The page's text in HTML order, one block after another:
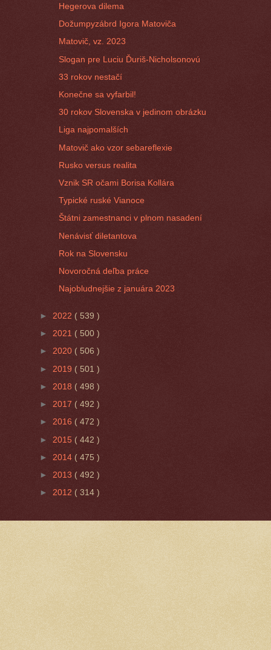
Hegerova dilema
Dožumpyzábrd Igora Matoviča
Matovič, vz. 2023
Slogan pre Luciu Ďuriš-Nicholsonovú
33 rokov nestačí
Konečne sa vyfarbil!
30 rokov Slovenska v jedinom obrázku
Liga najpomalších
Matovič ako vzor sebareflexie
Rusko versus realita
Vznik SR očami Borisa Kollára
Typické ruské Vianoce
Štátni zamestnanci v plnom nasadení
Nenávisť diletantova
Rok na Slovensku
Novoročná deľba práce
Najobludnejšie z januára 2023
► 2022 ( 539 )
► 2021 ( 500 )
► 2020 ( 506 )
► 2019 ( 501 )
► 2018 ( 498 )
► 2017 ( 492 )
► 2016 ( 472 )
► 2015 ( 442 )
► 2014 ( 475 )
► 2013 ( 492 )
► 2012 ( 314 )